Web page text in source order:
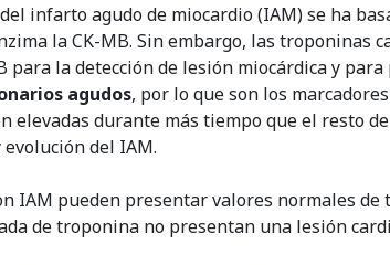
infarto agudo de miocardio (IAM) se ha
la CK-MB. Sin embargo, las troponinas
para la detección de lesión miocárdica y
agudos, por lo que son los
elevadas durante más tiempo que el resto
del IAM.
IAM pueden presentar valores normales de
de troponina no presentan una lesión